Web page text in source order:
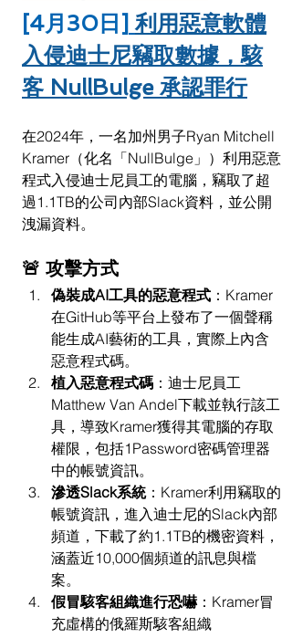
[4月30日] 利用惡意軟體
入侵迪士尼竊取數據，駭
客 NullBulge 承認罪行
在2024年，一名加州男子Ryan Mitchell
Kramer（化名「NullBulge」）利用惡意
程式入侵迪士尼員工的電腦，竊取了超
過1.1TB的公司內部Slack資料，並公開
洩漏資料。​
🚨 攻擊方式
偽裝成AI工具的惡意程式 ：​Kramer
在GitHub等平台上發布了一個聲稱
能生成AI藝術的工具，實際上內含
惡意程式碼。​
植入惡意程式碼 ：​迪士尼員工
Matthew Van Andel下載並執行該工
具，導致Kramer獲得其電腦的存取
權限，包括1Password密碼管理器
中的帳號資訊。​
滲透Slack系統：​Kramer利用竊取的
帳號資訊，進入迪士尼的Slack內部
頻道，下載了約1.1TB的機密資料，
涵蓋近10,000個頻道的訊息與檔
案。​
假冒駭客組織進行恐嚇：​Kramer冒
充虛構的俄羅斯駭客組織